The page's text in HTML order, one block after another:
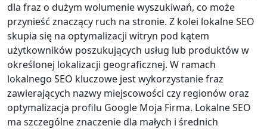
dla fraz o dużym wolumenie wyszukiwań, co może
przynieść znaczący ruch na stronie. Z kolei lokalne SEO
skupia się na optymalizacji witryn pod kątem
użytkowników poszukujących usług lub produktów w
określonej lokalizacji geograficznej. W ramach
lokalnego SEO kluczowe jest wykorzystanie fraz
zawierających nazwy miejscowości czy regionów oraz
optymalizacja profilu Google Moja Firma. Lokalne SEO
ma szczególne znaczenie dla małych i średnich